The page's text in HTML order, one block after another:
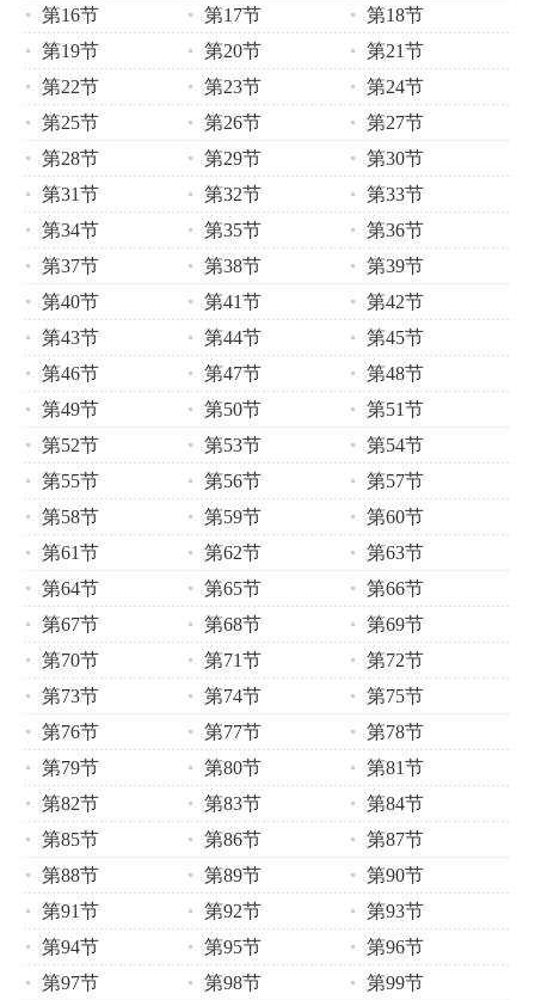
第16节
第17节
第18节
第19节
第20节
第21节
第22节
第23节
第24节
第25节
第26节
第27节
第28节
第29节
第30节
第31节
第32节
第33节
第34节
第35节
第36节
第37节
第38节
第39节
第40节
第41节
第42节
第43节
第44节
第45节
第46节
第47节
第48节
第49节
第50节
第51节
第52节
第53节
第54节
第55节
第56节
第57节
第58节
第59节
第60节
第61节
第62节
第63节
第64节
第65节
第66节
第67节
第68节
第69节
第70节
第71节
第72节
第73节
第74节
第75节
第76节
第77节
第78节
第79节
第80节
第81节
第82节
第83节
第84节
第85节
第86节
第87节
第88节
第89节
第90节
第91节
第92节
第93节
第94节
第95节
第96节
第97节
第98节
第99节